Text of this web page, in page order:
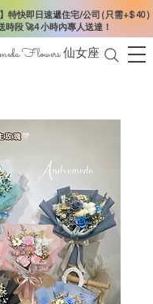
特快即日速遞住宅/公司 ( 只需+$ 40 )
時段 🚀4 小時內專人送達！
Flowers 仙女座